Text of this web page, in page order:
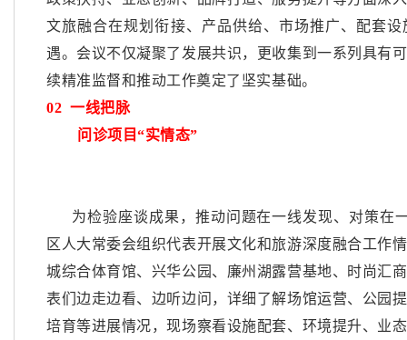
文旅融合在规划衔接、产品供给、市场推广、配套
遇。会议不仅凝聚了发展共识，更收集到一系列具有
续精准监督和推动工作奠定了坚实基础。
02 一线把脉
问诊项目“实情态”
为检验座谈成果，推动问题在一线发现、对策在
区人大常委会组织代表开展文化和旅游深度融合工作
城综合体育馆、兴华公园、廉州湖露营基地、时尚汇
表们边走边看、边听边问，详细了解场馆运营、公园
培育等进展情况，现场察看设施配套、环境提升、业